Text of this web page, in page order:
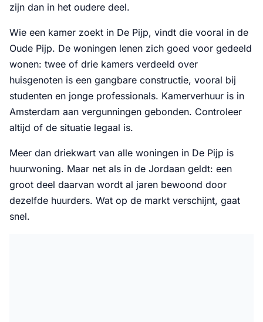
zijn dan in het oudere deel.
Wie een kamer zoekt in De Pijp, vindt die vooral in de
Oude Pijp. De woningen lenen zich goed voor gedeeld
wonen: twee of drie kamers verdeeld over
huisgenoten is een gangbare constructie, vooral bij
studenten en jonge professionals. Kamerverhuur is in
Amsterdam aan vergunningen gebonden. Controleer
altijd of de situatie legaal is.
Meer dan driekwart van alle woningen in De Pijp is
huurwoning. Maar net als in de Jordaan geldt: een
groot deel daarvan wordt al jaren bewoond door
dezelfde huurders. Wat op de markt verschijnt, gaat
snel.